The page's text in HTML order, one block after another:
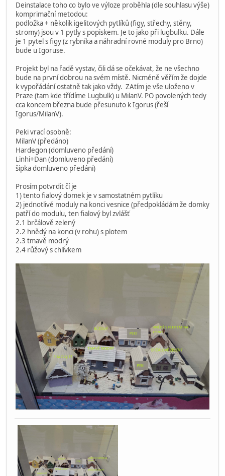
Deinstalace toho co bylo ve výloze proběhla (dle souhlasu výše)
komprimační metodou:
podložka + několik igelitových pytlíků (figy, střechy, stěny,
stromy) jsou v 1 pytly s popiskem. Je to jako při lugbulku. Dále
je 1 pytel s figy (z rybníka a náhradní rovné moduly pro Brno)
bude u Igoruse.
Projekt byl na řadě vystav, čili dá se očekávat, že ne všechno
bude na první dobrou na svém místě. Nicméně věřím že dojde
k vypořádání ostatně tak jako vždy. ZAtím je vše uloženo v
Praze (tam kde třídíme Lugbulk) u MilanV. PO povolených tedy
cca koncem března bude přesunuto k Igorus (řeší
Igorus/MilanV).
Peki vrací osobně:
MilanV (předáno)
Hardegon (domluveno předání)
Linhi+Dan (domluveno předání)
šipka domluveno předání)
Prosím potvrdit čí je
1) tento fialový domek je v samostatném pytlíku
2) jednotlivé moduly na konci vesnice (předpokládám že domky
patří do modulu, ten fialový byl zvlášť
2.1 brčálově zelený
2.2 hnědý na konci (v rohu) s plotem
2.3 tmavě modrý
2.4 růžový s chlívkem